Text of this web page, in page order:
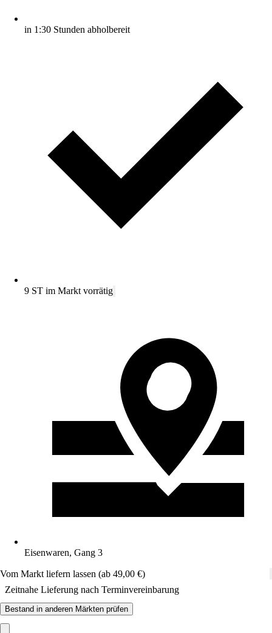
in 1:30 Stunden abholbereit
9 ST im Markt vorrätig
Eisenwaren, Gang 3
Vom Markt liefern lassen (ab 49,00 €)
Zeitnahe Lieferung nach Terminvereinbarung
Bestand in anderen Märkten prüfen